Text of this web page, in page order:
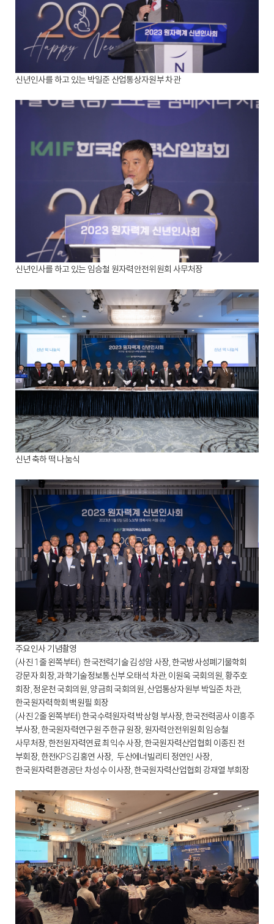
신년인사를 하고 있는 박일준 산업통상자원부 차관
신년인사를 하고 있는 임승철 원자력안전위원회 사무처장
신년 축하 떡 나눔식
주요인사 기념촬영
(사진 1줄 왼쪽부터) 한국전력기술 김성암 사장, 한국방사성폐기물학회
강문자 회장, 과학기술정보통신부 오태석 차관, 이원욱 국회의원, 황주호
회장, 정운천 국회의원, 양금희 국회의원, 산업통상자원부 박일준 차관,
한국원자력학회 백원필 회장
(사진 2줄 왼쪽부터) 한국수력원자력 박상형 부사장, 한국전력공사 이흥주
부사장, 한국원자력연구원 주한규 원장, 원자력안전위원회 임승철
사무처장, 한전원자력연료 최익수 사장, 한국원자력산업협회 이종진 전
부회장, 한전KPS 김홍연 사장, 두산에너빌리티 정연인 사장,
한국원자력환경공단 차성수 이사장, 한국원자력산업협회 강재열 부회장